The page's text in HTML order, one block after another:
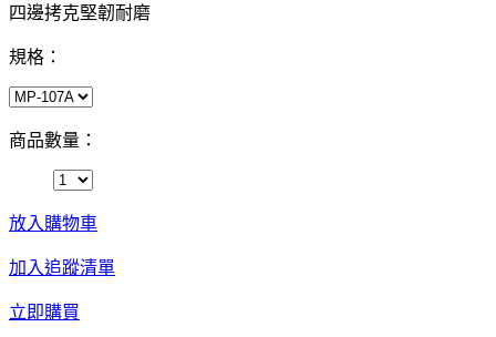
四邊拷克堅韌耐磨
規格：
商品數量：
放入購物車
加入追蹤清單
立即購買